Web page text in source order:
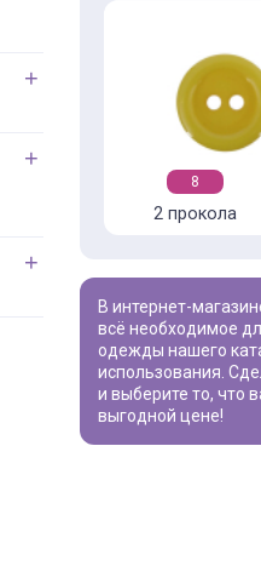
8
2 прокола
В интернет-магазине «ВИВАТ» вы найдете широкий ассортимент товаров для рукоделия по оптовой цене. Мы предлагаем
всё необходимое
одежды нашего
использования.
и выберите то, что
выгодной цене!